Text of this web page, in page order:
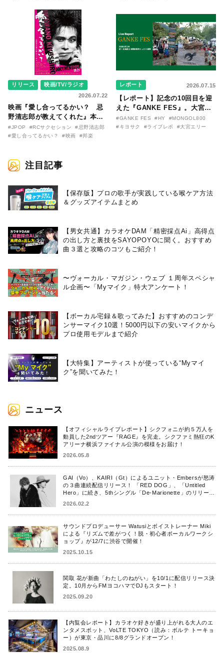
〇のはなし〜』
た日。
リリース
映画/TV/ラジオ
2026.07.22
映画『愛し合ってるかい？ 忌
野清志郎が教えてくれた』本予
告映像とキービジュアルがつい
に解禁！ キヨシロー関連商品も
#JPOP #RCサクセション
#忌野清志郎
#愛し合ってるかい？
#映画 #邦楽
レポート 2026.07.15
【レポート】記念の10回目を迎
えた『GANKE FES』。大宮エ
リー作『アイヌの神々の崖』を
前に、キヨサク
#GANKE FES #HY
#MONGOL800
#キヨサク
#ライブレポ #大宮エリー
注目記事
【保存版】プロの歌手が実践している喉ケア⽅法
＆グッズアイテムまとめ
【男女共通】カラオケDAM「精密採点Ai」高得点
の出し方と裏技をSAYOPOYOに聞く。おすすめ
曲３選と攻略のコツもご紹介！
〜ヴォーカル・マガジン・ウェブ １周年スペシャ
ル企画〜「Myマイク」特大アンケート！
【ボーカル宅録＆歌ってみた】おすすめのコンデ
ンサーマイク10選！5000円以下の安いマイクから
プロ使用モデルまで紹介
【大特集】アーティストが使っている“Myマイ
ク”を聞いてみた！
ニュース
【オフィシャルライブレポート】シクフォニが約５万人を
動員した2ndツアー『RAGE』を完走。シクファミ熱狂のK
アリーナ横浜ファイナル公演の模様をお届け！
2026.05.8
GAI（Vo）、KAIRI（Gt）によるユニット・Embersが怒涛
の３曲連続配信リリース！ 「RED DOG」、「Untitled
Hero」に続き、5thシングル「De-Marionette」のリリース
を発表！
2026.02.2
サウンドプロデューサー Watusiとボイストレーナー Miki
による『リズムで差がつく！脱・初心者ボーカルワークシ
ョップ』が12/7に渋谷で開催！
2025.10.15
関取 花が新曲「わたしのねがい」を10/1に配信リリース決
定。10月からFMヨコハマでDJもスタート！
2025.09.20
【内覧会レポート】カラオケ好きが盛り上がれる大人のエ
ンタメスポット、VoLTE TOKYO（読み：ボルテ トーキョ
ー）が東京・品川に8/8グランドオープン！
2025.08.9